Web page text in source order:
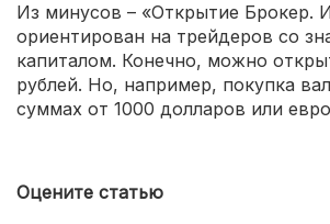
Из минусов – «Открытие Брокер.
ориентирован на трейдеров со
капиталом. Конечно, можно
рублей. Но, например, покупка
суммах от 1000 долларов или
Оцените статью